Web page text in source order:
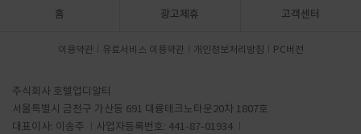
홈 광고제휴 고객센터
이용약관 유료서비스 이용약관 개인정보처리방침 PC버전
주식회사 호텔업디알티
서울특별시 금천구 가산동 691 대륭테크노타운20차 1807호
대표이사: 이송주
사업자등록번호: 441-87-01934